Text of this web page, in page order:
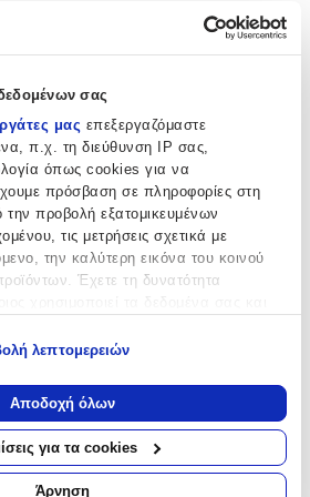
σας
μας επεξεργαζόμαστε
π.χ. τη διεύθυνση IP σας,
όπως cookies για να
πρόσβαση σε πληροφορίες στη
προβολή εξατομικευμένων
τις μετρήσεις σχετικά με
την καλύτερη εικόνα του κοινού
Έχετε τη δυνατότητα
σχετικά με τη γεωγραφική
μπορεί να είναι ακριβείς σε
τη συσκευή σας σαρώνοντας ενεργά
(δακτυλικό αποτύπωμα)
λεπτομερειών
Αποδοχή όλων
για τα cookies
Άρνηση